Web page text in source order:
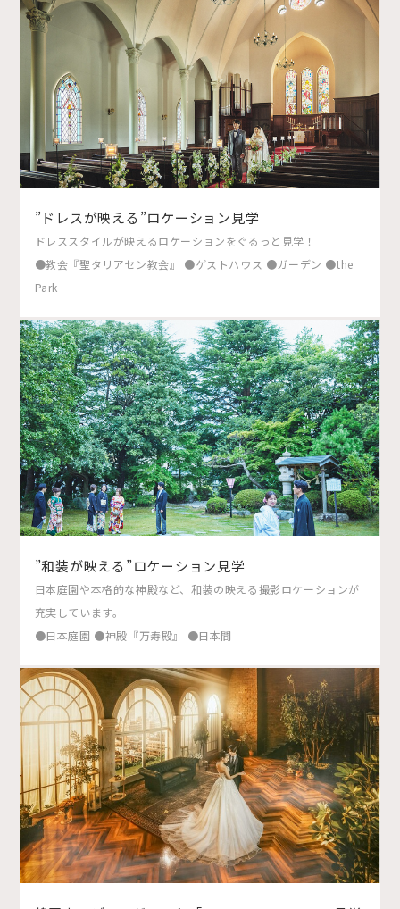
”ドレスが映える”ロケーション見学
ドレススタイルが映えるロケーションをぐるっと見学！
●教会『聖タリアセン教会』 ●ゲストハウス ●ガーデン ●the
Park
”和装が映える”ロケーション見学
日本庭園や本格的な神殿など、和装の映える撮影ロケーションが
充実しています。
●日本庭園 ●神殿『万寿殿』 ●日本間